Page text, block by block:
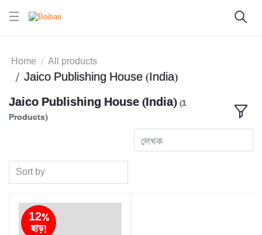
Home All products
Jaico Publishing House (India)
Jaico Publishing House (India) (1
Products)
লেখক
Sort by
12%
ছাড়!